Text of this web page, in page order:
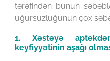
tərəfindən bunun
uğursuzluğunun çox
1. Xəstəyə
keyfiyyətinin aşağı